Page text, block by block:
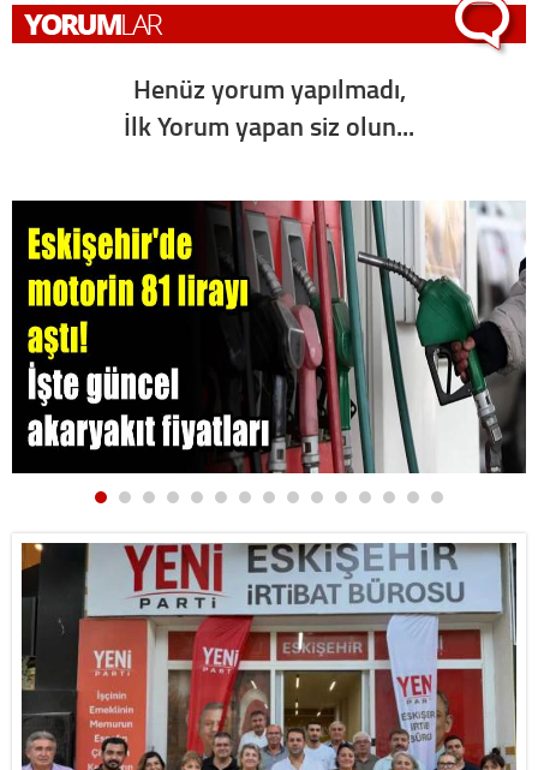
Henüz yorum yapılmadı,
İlk Yorum yapan siz olun...